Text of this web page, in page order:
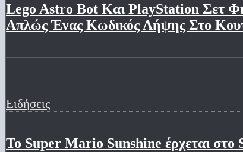
Lego Astro Bot Και PlayStation Σετ
Απλώς Ένας Κωδικός Λήψης Στο
Ειδήσεις
Το Super Mario Sunshine έρχεται στο